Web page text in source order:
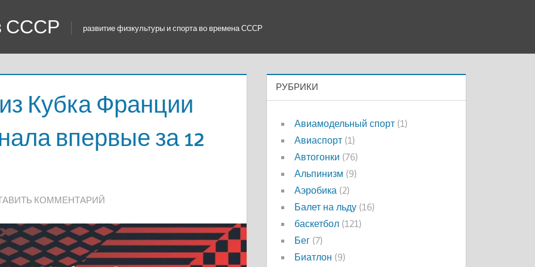
СССР развитие физкультуры и спорта во времена СССР
Кубка Франции
впервые за 12
КОММЕНТАРИЙ
РУБРИКИ
Авиамодельный спорт (1)
Авиаспорт (1)
Автогонки (76)
Альпинизм (9)
Аэробика (2)
Балет на льду (16)
баскетбол (121)
Бег (7)
Биатлон (9)